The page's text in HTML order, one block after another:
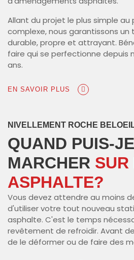
Allant du projet le plus simple au
complexe, nous garantissons un
durable, propre et attrayant.
faire qui se perfectionne depuis
ans.
EN SAVOIR PLUS
NIVELLEMENT ROCHE
QUAND PUIS-JE
MARCHER SUR
ASPHALTE?
Vous devez attendre au moins
d'utiliser votre tout nouveau
asphalte. C'est le temps
revêtement de refroidir. Avant
de le déformer ou de faire des